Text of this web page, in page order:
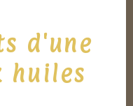
d'une
huiles